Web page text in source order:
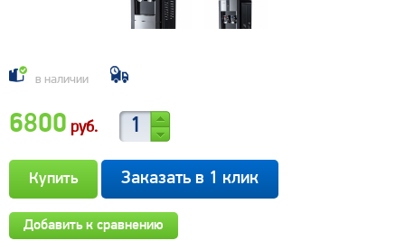
в наличии
6800 руб.
Заказать в 1 клик
Добавить к сравнению